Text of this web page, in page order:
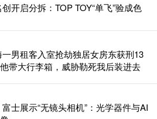
开启分拆：TOP TOY“单飞”验成色
男租客入室抢劫独居女房东获刑13
带大行李箱，威胁勒死我后装进去
士展示“无镜头相机”：光学器件与AI